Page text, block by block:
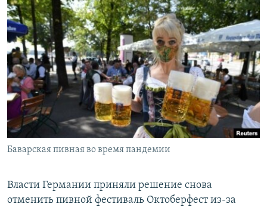
поиску
СЕВЕР.РЕАЛИИ
СИБИРЬ.РЕАЛИИ
РАСПИСАНИЕ ВЕЩАНИЯ
ПОДПИШИТЕСЬ НА РАССЫЛКУ
СОЦИАЛЬНЫЕ СЕТИ
Все сайты РСЕ/РС
Баварская пивная во время пандемии
Власти Германии приняли решение снова
отменить пивной фестиваль Октоберфест из-за